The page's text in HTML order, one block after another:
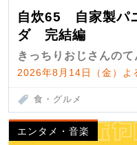
自炊65 自家製パ
ダ 完結編
きっちりおじさんの
2026年8月14日（金）
食・グルメ
エンタメ・音楽